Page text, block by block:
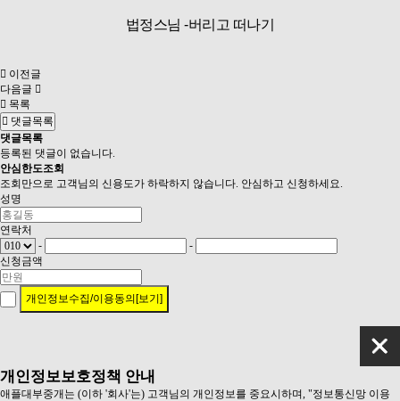
법정스님 -버리고 떠나기
이전글
다음글
목록
댓글목록
댓글목록
등록된 댓글이 없습니다.
안심한도조회
조회만으로 고객님의 신용도가 하락하지 않습니다. 안심하고 신청하세요.
성명
연락처
-
-
신청금액
개인정보수집/이용동의[보기]
개인정보보호정책 안내
애플대부중개는 (이하 '회사'는) 고객님의 개인정보를 중요시하며, "정보통신망 이용